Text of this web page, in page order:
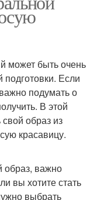
может быть очень
Если
подумать о
В этой
образ из
красавицу.
образ, важно
вы хотите стать
выбрать